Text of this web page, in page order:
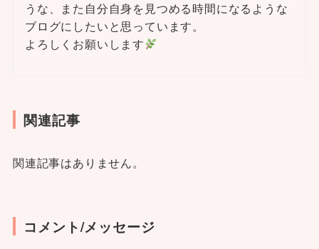
うな、また自分自身を見つめる時間になるような
ブログにしたいと思っています。
よろしくお願いします
関連記事
関連記事はありません。
コメント/メッセージ